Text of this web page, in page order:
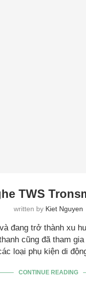
TWS
written by Kiet Nguyen
đang trở thành xu
cũng đã tham
loại phụ kiện di
CONTINUE READING